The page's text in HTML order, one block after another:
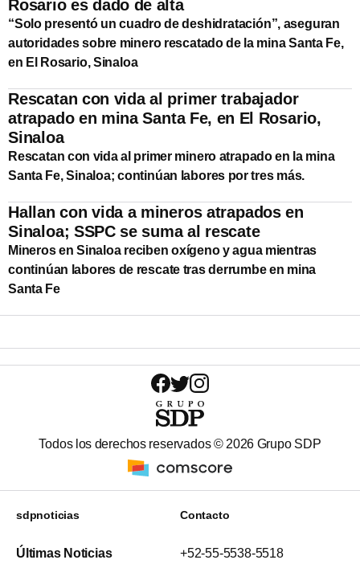
Rosario es dado de alta
“Solo presentó un cuadro de deshidratación”, aseguran
autoridades sobre minero rescatado de la mina Santa Fe,
en El Rosario, Sinaloa
Rescatan con vida al primer trabajador
atrapado en mina Santa Fe, en El Rosario,
Sinaloa
Rescatan con vida al primer minero atrapado en la mina
Santa Fe, Sinaloa; continúan labores por tres más.
Hallan con vida a mineros atrapados en
Sinaloa; SSPC se suma al rescate
Mineros en Sinaloa reciben oxígeno y agua mientras
continúan labores de rescate tras derrumbe en mina
Santa Fe
Todos los derechos reservados ©2026 Grupo SDP
sdpnoticias
Últimas Noticias
Contacto
+52-55-5538-5518